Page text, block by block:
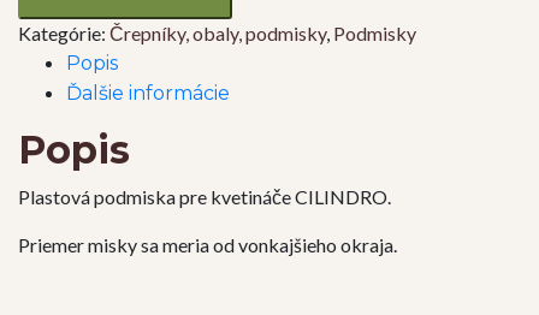
13
cm-
Kategórie: Črepníky, obaly, podmisky, Podmisky
Popis
Ďalšie informácie
Popis
Plastová podmiska pre kvetináče CILINDRO.
Priemer misky sa meria od vonkajšieho okraja.